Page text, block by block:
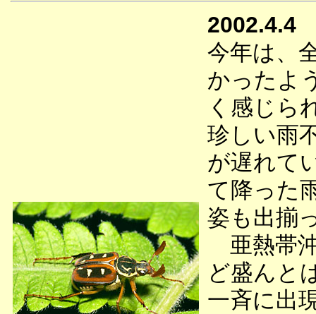
2002.4.4
今年は、
かったよ
く感じら
珍しい雨
が遅れて
て降った
姿も出揃
亜熱帯
ど盛んと
一斉に出